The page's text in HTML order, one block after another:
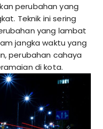
perubahan yang
Teknik ini sering
yang lambat
jangka waktu yang
perubahan cahaya
di kota.